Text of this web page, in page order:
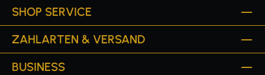
SHOP SERVICE
ZAHLARTEN & VERSAND
BUSINESS